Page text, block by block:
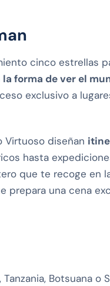
cinco estrellas
forma de ver el
exclusivo a
Virtuoso diseñan
hasta
que te recoge en
prepara una cena
Botsuana o